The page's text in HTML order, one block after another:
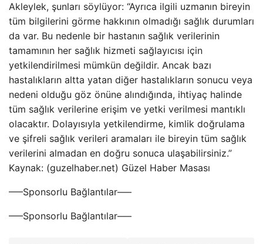
Akleylek, şunları söylüyor: “Ayrıca ilgili uzmanın bireyin
tüm bilgilerini görme hakkının olmadığı sağlık durumları
da var. Bu nedenle bir hastanın sağlık verilerinin
tamamının her sağlık hizmeti sağlayıcısı için
yetkilendirilmesi mümkün değildir. Ancak bazı
hastalıkların altta yatan diğer hastalıkların sonucu veya
nedeni olduğu göz önüne alındığında, ihtiyaç halinde
tüm sağlık verilerine erişim ve yetki verilmesi mantıklı
olacaktır. Dolayısıyla yetkilendirme, kimlik doğrulama
ve şifreli sağlık verileri aramaları ile bireyin tüm sağlık
verilerini almadan en doğru sonuca ulaşabilirsiniz.”
Kaynak: (guzelhaber.net) Güzel Haber Masası
—–Sponsorlu Bağlantılar—–
—–Sponsorlu Bağlantılar—–